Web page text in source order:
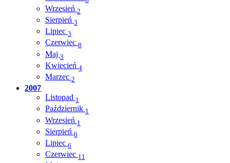
Wrzesień 2
Sierpień 3
Lipiec 3
Czerwiec 8
Maj 3
Kwiecień 4
Marzec 2
2007
Listopad 1
Październik 1
Wrzesień 1
Sierpień 6
Lipiec 6
Czerwiec 11